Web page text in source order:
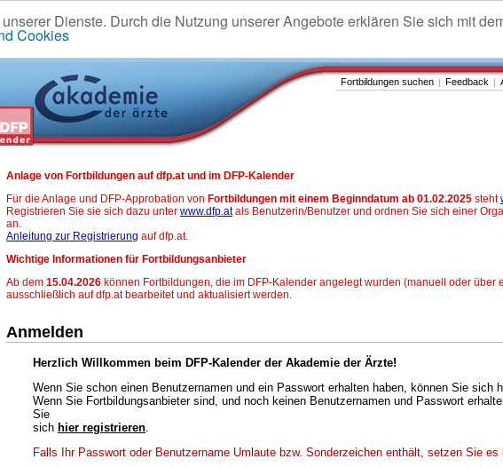
Dienste. Durch die Nutzung unserer Angebote erklären Sie sich mit
Cookies
Fortbildungen suchen | Feedback |
Anlage von Fortbildungen auf dfp.at und im DFP-Kalender
Für die Anlage und DFP-Approbation von Fortbildungen mit einem Beginndatum ab 01.02.2025 steht
Registrieren Sie sie sich dazu unter www.dfp.atals Benutzerin/Benutzer und ordnen Sie sich einer
an.
Anleitung zur Registrierung auf dfp.at.
Wichtige Informationen für Fortbildungsanbieter
Ab dem 15.04.2026 können Fortbildungen, die im DFP-Kalender angelegt wurden (manuell oder über
ausschließlich auf dfp.at bearbeitet und aktualisiert werden.
Anmelden
Herzlich Willkommen beim DFP-Kalender der Akademie der Ärzte!
Wenn Sie schon einen Benutzernamen und ein Passwort erhalten haben, können Sie sich
Wenn Sie Fortbildungsanbieter sind, und noch keinen Benutzernamen und Passwort
Sie
sich hier registrieren.
Falls Ihr Passwort oder Benutzername Umlaute bzw. Sonderzeichen enthält, setzen Sie es